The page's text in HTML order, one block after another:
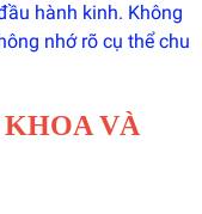
hành kinh. Không
nhớ rõ cụ thể chu
KHOA VÀ